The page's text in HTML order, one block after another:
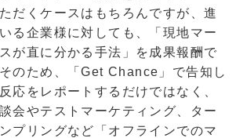
だくケースはもちろんですが、進
る企業様に対しても、「現地マー
が直に分かる手法」を成果報酬で
のため、「Get Chance」で告知し
応をレポートするだけではなく、
会やテストマーケティング、ター
プリングなど「オフラインでのマ